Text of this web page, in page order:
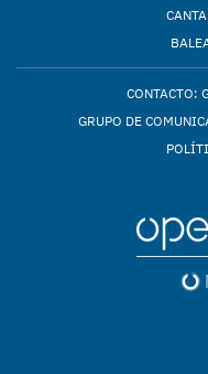
CONTACTO:
GRUPO DE